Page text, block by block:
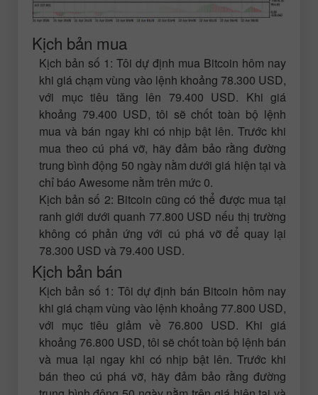
Kịch bản mua
Kịch bản số 1: Tôi dự định mua Bitcoin hôm nay
khi giá chạm vùng vào lệnh khoảng 78.300 USD,
với mục tiêu tăng lên 79.400 USD. Khi giá
khoảng 79.400 USD, tôi sẽ chốt toàn bộ lệnh
mua và bán ngay khi có nhịp bật lên. Trước khi
mua theo cú phá vỡ, hãy đảm bảo rằng đường
trung bình động 50 ngày nằm dưới giá hiện tại và
chỉ báo Awesome nằm trên mức 0.
Kịch bản số 2: Bitcoin cũng có thể được mua tại
ranh giới dưới quanh 77.800 USD nếu thị trường
không có phản ứng với cú phá vỡ để quay lại
78.300 USD và 79.400 USD.
Kịch bản bán
Kịch bản số 1: Tôi dự định bán Bitcoin hôm nay
khi giá chạm vùng vào lệnh khoảng 77.800 USD,
với mục tiêu giảm về 76.800 USD. Khi giá
khoảng 76.800 USD, tôi sẽ chốt toàn bộ lệnh bán
và mua lại ngay khi có nhịp bật lên. Trước khi
bán theo cú phá vỡ, hãy đảm bảo rằng đường